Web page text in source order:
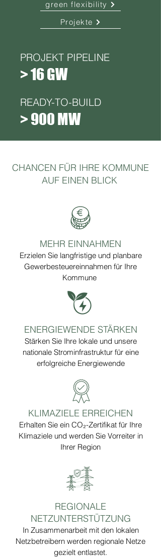
green flexibility
Projekte
PROJEKT PIPELINE
> 16 GW
READY-TO-BUILD
> 900 MW
CHANCEN FÜR IHRE KOMMUNE
AUF EINEN BLICK
MEHR EINNAHMEN
Erzielen Sie langfristige und planbare
Gewerbesteuereinnahmen für Ihre
Kommune
ENERGIEWENDE STÄRKEN
Stärken Sie Ihre lokale und unsere
nationale Strominfrastruktur für eine
erfolgreiche Energiewende
KLIMAZIELE ERREICHEN
Erhalten Sie ein CO₂-Zertifikat für Ihre
Klimaziele und werden Sie Vorreiter in
Ihrer Region
REGIONALE
NETZUNTERSTÜTZUNG
In Zusammenarbeit mit den lokalen
Netzbetreibern werden regionale Netze
gezielt entlastet.